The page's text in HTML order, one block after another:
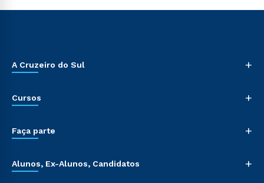
A Cruzeiro do Sul +
Cursos +
Faça parte +
Alunos, Ex-Alunos, Candidatos +